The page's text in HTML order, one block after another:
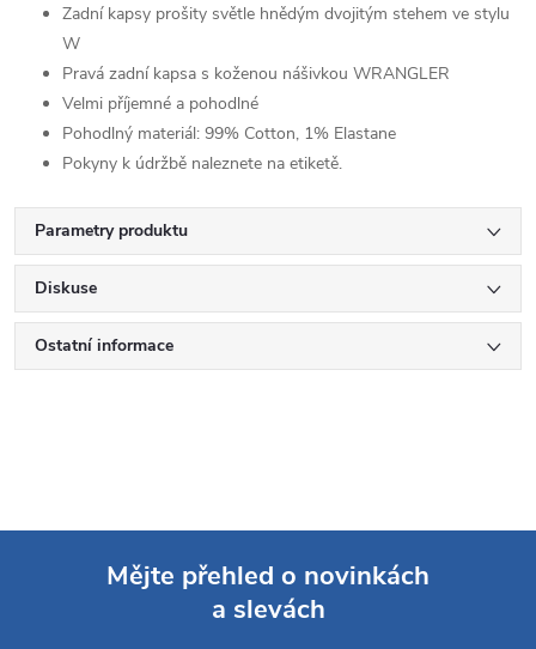
Zadní kapsy prošity světle hnědým dvojitým stehem ve stylu
W
Pravá zadní kapsa s koženou nášivkou WRANGLER
Velmi příjemné a pohodlné
Pohodlný materiál: 99% Cotton, 1% Elastane
Pokyny k údržbě naleznete na etiketě.
Parametry produktu
Diskuse
Ostatní informace
Mějte přehled o novinkách
a slevách